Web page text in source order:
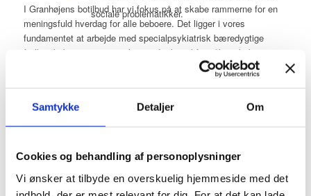
Samtykke Detaljer Om
Cookies og behandling af personoplysninger
Vi ønsker at tilbyde en overskuelig hjemmeside med det
sociale problematikker.
beskæftigelse er individuelt tilrettelagt.
Behandling
I Granhøjens botilbud har vi fokus på at skabe rammerne for en
meningsfuld hverdag for alle beboere. Det ligger i vores
fundamentet at arbejde med specialpsykiatrisk bæredygtige
fællesskaber, som er en tilgang, der har til formål at skabe
sociale succesoplevelser og giver personlig motivation, ved at
man oplever glæden i at være behøvet og stolet på i
fællesskabet og i samarbejdet beboere og medarbejdere imellem.
Ledige pladser på borderline-